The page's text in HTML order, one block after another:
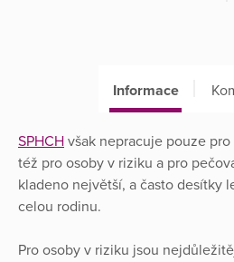
Informace
SPHCH však nepracuje pouze
též pro osoby v riziku a pro
kladeno největší, a často desítky
celou rodinu.
Pro osoby v riziku jsou